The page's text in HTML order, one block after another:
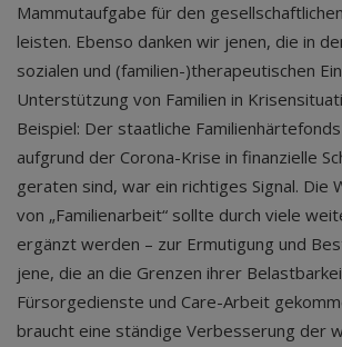
Mammutaufgabe für den
leisten. Ebenso danken wir jenen, die in
sozialen und (familien-)therapeutischen
Unterstützung von Familien in
Beispiel: Der staatliche
aufgrund der Corona-Krise in finanzielle
geraten sind, war ein richtiges Signal. Die
von „Familienarbeit“ sollte durch viele
ergänzt werden – zur Ermutigung und
jene, die an die Grenzen ihrer
Fürsorgedienste und Care-Arbeit
braucht eine ständige Verbesserung der